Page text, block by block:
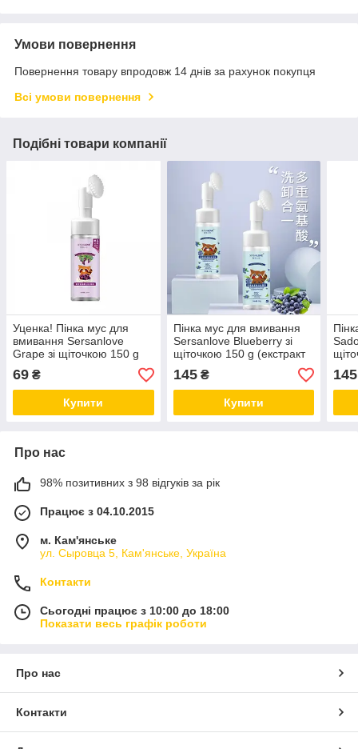
Умови повернення
Повернення товару впродовж 14 днів за рахунок покупця
Всі умови повернення
Подібні товари компанії
Уценка! Пінка мус для
вмивання Sersanlove
Grape зі щіточкою 150 g
(екстракт винограду) без
коробки
69 ₴
Купити
Пінка мус для вмивання
Sersanlove Blueberry зі
щіточкою 150 g (екстракт
чорниці)
145₴
Купити
145
Про нас
98% позитивних з 98 відгуків за рік
Працює з 04.10.2015
м. Кам'янське
ул. Сыровца 5, Кам'янське, Україна
Контакти
Сьогодні працює з 10:00 до 18:00
Показати весь графік роботи
Про нас
Контакти